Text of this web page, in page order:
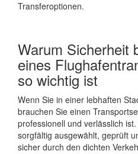
Transferoptionen.
Warum Sicherheit
eines
so wichtig ist
Wenn Sie in einer lebhaften
brauchen Sie einen
professionell und verlässlich
sorgfältig ausgewählt, geprüft
sicher durch den dichten